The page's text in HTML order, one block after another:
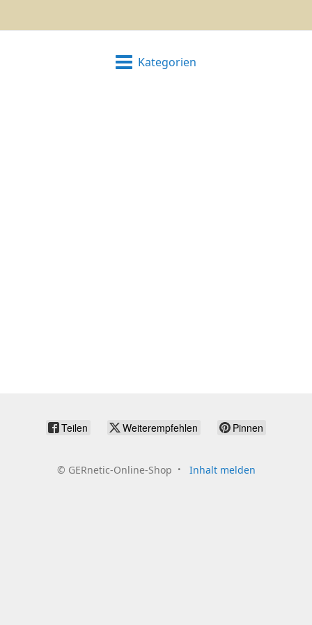
Kategorien
Teilen Weiterempfehlen Pinnen
© GERnetic-Online-Shop Inhalt melden